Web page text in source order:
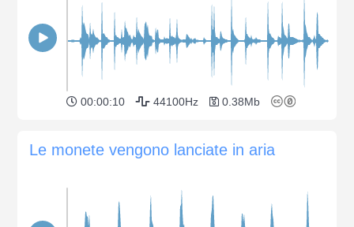
00:00:10 44100Hz 0.38Mb
Le monete vengono lanciate in aria